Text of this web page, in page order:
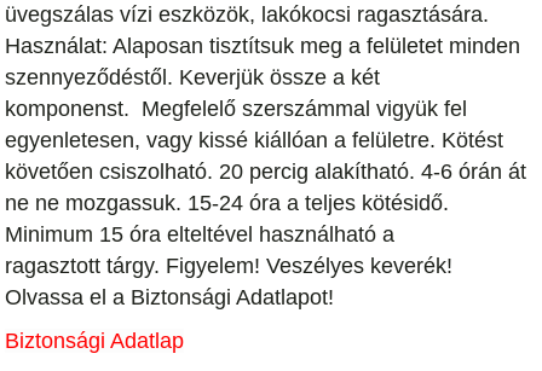
üvegszálas vízi eszközök, lakókocsi ragasztására.
Használat: Alaposan tisztítsuk meg a felületet minden
szennyeződéstől. Keverjük össze a két
komponenst. Megfelelő szerszámmal vigyük fel
egyenletesen, vagy kissé kiállóan a felületre. Kötést
követően csiszolható. 20 percig alakítható. 4-6 órán át
ne ne mozgassuk. 15-24 óra a teljes kötésidő.
Minimum 15 óra elteltével használható a
ragasztott tárgy. Figyelem! Veszélyes keverék!
Olvassa el a Biztonsági Adatlapot!
Biztonsági Adatlap